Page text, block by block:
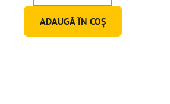
ADAUGĂ ÎN COŞ